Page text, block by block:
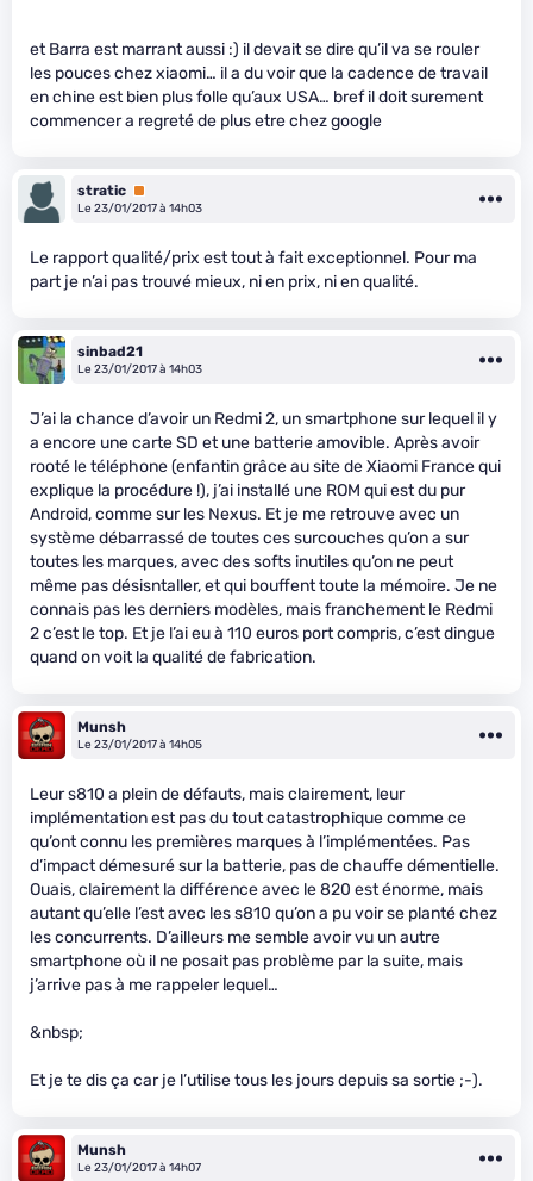
et Barra est marrant aussi :) il devait se dire qu’il va se rouler
les pouces chez xiaomi… il a du voir que la cadence de travail
en chine est bien plus folle qu’aux USA… bref il doit surement
commencer a regreté de plus etre chez google
stratic Premium
Le 23/01/2017 à 14h03
Le rapport qualité/prix est tout à fait exceptionnel. Pour ma
part je n’ai pas trouvé mieux, ni en prix, ni en qualité.
sinbad21
Le 23/01/2017 à 14h03
J’ai la chance d’avoir un Redmi 2, un smartphone sur lequel il y
a encore une carte SD et une batterie amovible. Après avoir
rooté le téléphone (enfantin grâce au site de Xiaomi France qui
explique la procédure !), j’ai installé une ROM qui est du pur
Android, comme sur les Nexus. Et je me retrouve avec un
système débarrassé de toutes ces surcouches qu’on a sur
toutes les marques, avec des softs inutiles qu’on ne peut
même pas désisntaller, et qui bouffent toute la mémoire. Je ne
connais pas les derniers modèles, mais franchement le Redmi
2 c’est le top. Et je l’ai eu à 110 euros port compris, c’est dingue
quand on voit la qualité de fabrication.
Munsh
Le 23/01/2017 à 14h05
Leur s810 a plein de défauts, mais clairement, leur
implémentation est pas du tout catastrophique comme ce
qu’ont connu les premières marques à l’implémentées. Pas
d’impact démesuré sur la batterie, pas de chauffe démentielle.
Ouais, clairement la différence avec le 820 est énorme, mais
autant qu’elle l’est avec les s810 qu’on a pu voir se planté chez
les concurrents. D’ailleurs me semble avoir vu un autre
smartphone où il ne posait pas problème par la suite, mais
j’arrive pas à me rappeler lequel…
&nbsp;
Et je te dis ça car je l’utilise tous les jours depuis sa sortie ;-).
Munsh
Le 23/01/2017 à 14h07